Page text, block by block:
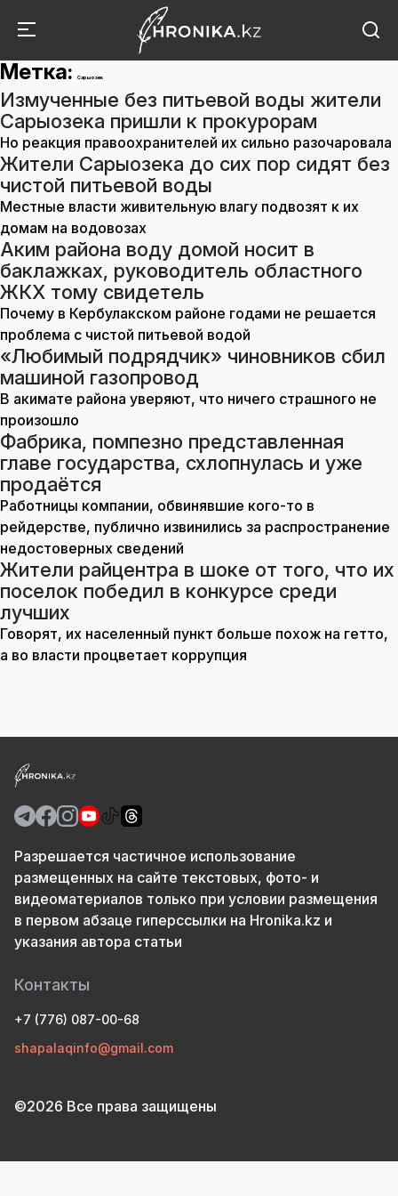
Метка: Сарыозек
Измученные без питьевой воды жители
Сарыозека пришли к прокурорам
Но реакция правоохранителей их сильно разочаровала
Жители Сарыозека до сих пор сидят без
чистой питьевой воды
Местные власти живительную влагу подвозят к их
домам на водовозах
Аким района воду домой носит в
баклажках, руководитель областного
ЖКХ тому свидетель
Почему в Кербулакском районе годами не решается
проблема с чистой питьевой водой
«Любимый подрядчик» чиновников сбил
машиной газопровод
В акимате района уверяют, что ничего страшного не
произошло
Фабрика, помпезно представленная
главе государства, схлопнулась и уже
продаётся
Работницы компании, обвинявшие кого-то в
рейдерстве, публично извинились за распространение
недостоверных сведений
Жители райцентра в шоке от того, что их
поселок победил в конкурсе среди
лучших
Говорят, их населенный пункт больше похож на гетто,
а во власти процветает коррупция
Разрешается частичное использование
размещенных на сайте текстовых, фото- и
видеоматериалов только при условии размещения
в первом абзаце гиперссылки на Hronika.kz и
указания автора статьи
Контакты
+7 (776) 087-00-68
shapalaqinfo@gmail.com
©2026 Все права защищены